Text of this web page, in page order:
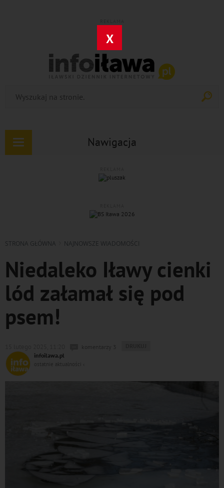
X
Nawigacja
Rozwiń
STRONA GŁÓWNA NAJNOWSZE WIADOMOŚCI
Niedaleko Iławy cienki
lód załamał się pod
psem!
infoilawa.pl
ostatnie aktualności ‹